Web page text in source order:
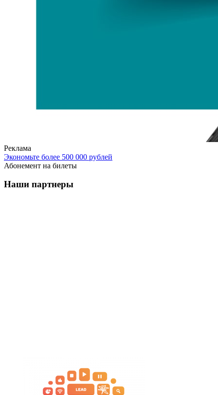
Реклама
Экономьте более 500 000 рублей
Абонемент на билеты
Наши партнеры